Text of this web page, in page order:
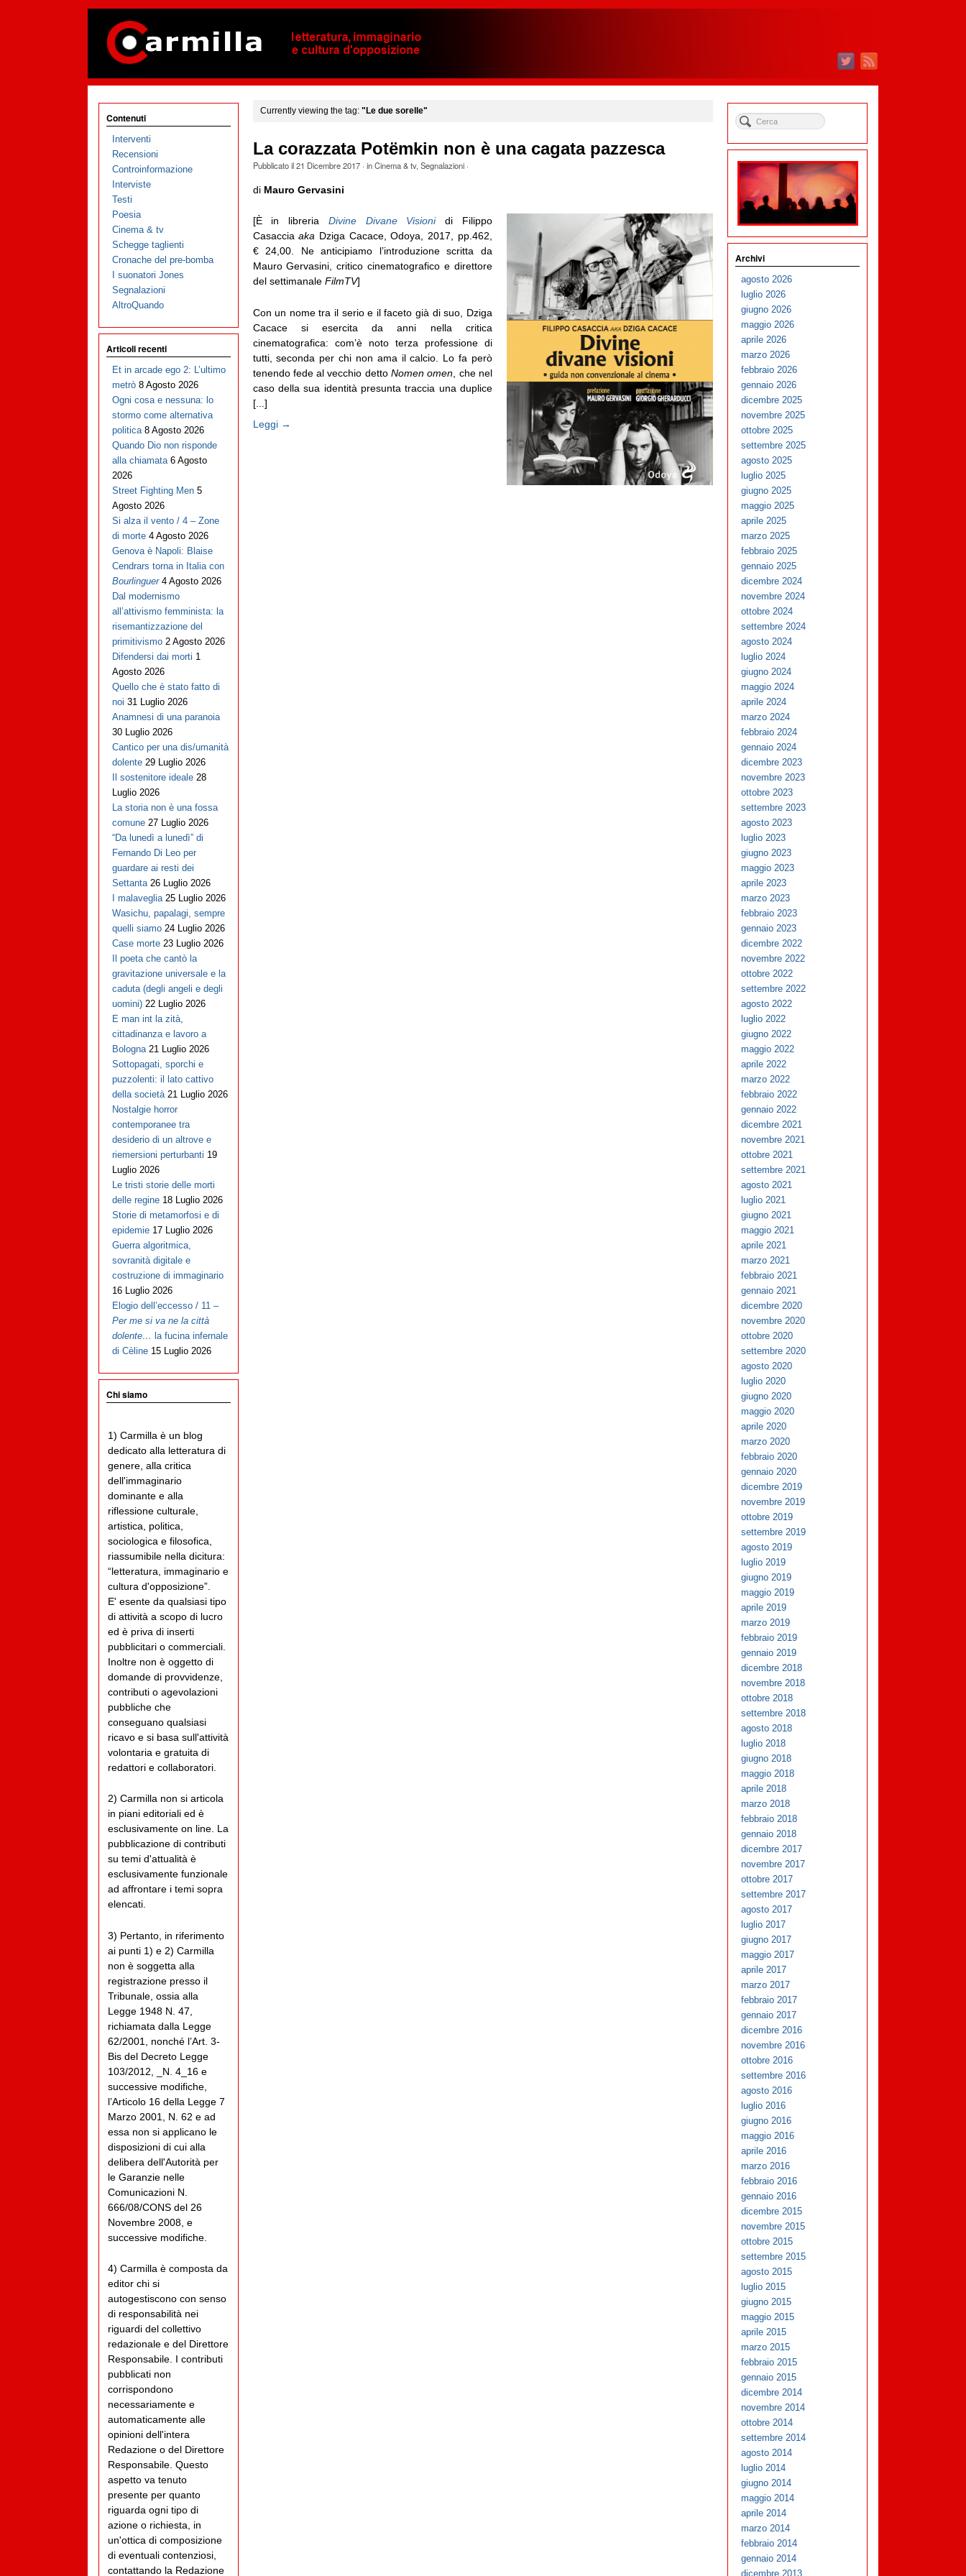
Currently viewing the tag: "Le due sorelle"
La corazzata Potëmkin non è una cagata pazzesca
Pubblicato il21 Dicembre 2017· inCinema & tv,Segnalazioni·
di Mauro Gervasini
[È in libreria Divine Divane Visionidi Filippo
Casacciaaka Dziga Cacace, Odoya, 2017, pp.462,
€ 24,00. Ne anticipiamo l’introduzione scritta da
Mauro Gervasini, critico cinematografico e direttore
del settimanale FilmTV]
Con un nome tra il serio e il faceto già di suo, Dziga
Cacace si esercita da anni nella critica
cinematografica: com’è noto terza professione di
tutti, seconda per chi non ama il calcio. Lo fa però
tenendo fede al vecchio dettoNomen omen , che nel
caso della sua identità presunta traccia una duplice
[...]
Leggi →
Contenuti
Interventi
Recensioni
Controinformazione
Interviste
Testi
Poesia
Cinema & tv
Schegge taglienti
Cronache del pre-bomba
I suonatori Jones
Segnalazioni
AltroQuando
Articoli recenti
Et in arcade ego 2: L’ultimo
metrò 8 Agosto 2026
Ogni cosa e nessuna: lo
stormo come alternativa
politica 8 Agosto 2026
Quando Dio non risponde
alla chiamata 6 Agosto
2026
Street Fighting Men 5
Agosto 2026
Si alza il vento / 4 – Zone
di morte 4 Agosto 2026
Genova è Napoli: Blaise
Cendrars torna in Italia con
Bourlinguer 4 Agosto 2026
Dal modernismo
all’attivismo femminista: la
risemantizzazione del
primitivismo 2 Agosto 2026
Difendersi dai morti 1
Agosto 2026
Quello che è stato fatto di
noi 31 Luglio 2026
Anamnesi di una paranoia
30 Luglio 2026
Cantico per una dis/umanità
dolente 29 Luglio 2026
Il sostenitore ideale 28
Luglio 2026
La storia non è una fossa
comune 27 Luglio 2026
“Da lunedì a lunedì” di
Fernando Di Leo per
guardare ai resti dei
Settanta 26 Luglio 2026
I malaveglia 25 Luglio 2026
Wasichu, papalagi, sempre
quelli siamo 24 Luglio 2026
Case morte 23 Luglio 2026
Il poeta che cantò la
gravitazione universale e la
caduta (degli angeli e degli
uomini) 22 Luglio 2026
E man int la zità,
cittadinanza e lavoro a
Bologna 21 Luglio 2026
Sottopagati, sporchi e
puzzolenti: il lato cattivo
della società 21 Luglio 2026
Nostalgie horror
contemporanee tra
desiderio di un altrove e
riemersioni perturbanti 19
Luglio 2026
Le tristi storie delle morti
delle regine 18 Luglio 2026
Storie di metamorfosi e di
epidemie 17 Luglio 2026
Guerra algoritmica,
sovranità digitale e
costruzione di immaginario
16 Luglio 2026
Elogio dell’eccesso / 11 –
Per me si va ne la città
dolente… la fucina infernale
di Cèline 15 Luglio 2026
Chi siamo
1) Carmilla è un blog
dedicato alla letteratura di
genere, alla critica
dell'immaginario
dominante e alla
riflessione culturale,
artistica, politica,
sociologica e filosofica,
riassumibile nella dicitura:
“letteratura, immaginario e
cultura d'opposizione”.
E' esente da qualsiasi tipo
di attività a scopo di lucro
ed è priva di inserti
pubblicitari o commerciali.
Inoltre non è oggetto di
domande di provvidenze,
contributi o agevolazioni
pubbliche che
conseguano qualsiasi
ricavo e si basa sull'attività
volontaria e gratuita di
redattori e collaboratori.
2) Carmilla non si articola
in piani editoriali ed è
esclusivamente on line. La
pubblicazione di contributi
su temi d'attualità è
esclusivamente funzionale
ad affrontare i temi sopra
elencati.
3) Pertanto, in riferimento
ai punti 1) e 2) Carmilla
non è soggetta alla
registrazione presso il
Tribunale, ossia alla
Legge 1948 N. 47,
richiamata dalla Legge
62/2001, nonché l’Art. 3-
Bis del Decreto Legge
103/2012, _N. 4_16 e
successive modifiche,
l’Articolo 16 della Legge 7
Marzo 2001, N. 62 e ad
essa non si applicano le
disposizioni di cui alla
delibera dell'Autorità per
le Garanzie nelle
Comunicazioni N.
666/08/CONS del 26
Novembre 2008, e
successive modifiche.
4) Carmilla è composta da
editor chi si
autogestiscono con senso
di responsabilità nei
riguardi del collettivo
redazionale e del Direttore
Responsabile. I contributi
pubblicati non
corrispondono
necessariamente e
automaticamente alle
opinioni dell'intera
Redazione o del Direttore
Responsabile. Questo
aspetto va tenuto
presente per quanto
riguarda ogni tipo di
azione o richiesta, in
un'ottica di composizione
di eventuali contenziosi,
contattando la Redazione
Archivi
agosto 2026
luglio 2026
giugno 2026
maggio 2026
aprile 2026
marzo 2026
febbraio 2026
gennaio 2026
dicembre 2025
novembre 2025
ottobre 2025
settembre 2025
agosto 2025
luglio 2025
giugno 2025
maggio 2025
aprile 2025
marzo 2025
febbraio 2025
gennaio 2025
dicembre 2024
novembre 2024
ottobre 2024
settembre 2024
agosto 2024
luglio 2024
giugno 2024
maggio 2024
aprile 2024
marzo 2024
febbraio 2024
gennaio 2024
dicembre 2023
novembre 2023
ottobre 2023
settembre 2023
agosto 2023
luglio 2023
giugno 2023
maggio 2023
aprile 2023
marzo 2023
febbraio 2023
gennaio 2023
dicembre 2022
novembre 2022
ottobre 2022
settembre 2022
agosto 2022
luglio 2022
giugno 2022
maggio 2022
aprile 2022
marzo 2022
febbraio 2022
gennaio 2022
dicembre 2021
novembre 2021
ottobre 2021
settembre 2021
agosto 2021
luglio 2021
giugno 2021
maggio 2021
aprile 2021
marzo 2021
febbraio 2021
gennaio 2021
dicembre 2020
novembre 2020
ottobre 2020
settembre 2020
agosto 2020
luglio 2020
giugno 2020
maggio 2020
aprile 2020
marzo 2020
febbraio 2020
gennaio 2020
dicembre 2019
novembre 2019
ottobre 2019
settembre 2019
agosto 2019
luglio 2019
giugno 2019
maggio 2019
aprile 2019
marzo 2019
febbraio 2019
gennaio 2019
dicembre 2018
novembre 2018
ottobre 2018
settembre 2018
agosto 2018
luglio 2018
giugno 2018
maggio 2018
aprile 2018
marzo 2018
febbraio 2018
gennaio 2018
dicembre 2017
novembre 2017
ottobre 2017
settembre 2017
agosto 2017
luglio 2017
giugno 2017
maggio 2017
aprile 2017
marzo 2017
febbraio 2017
gennaio 2017
dicembre 2016
novembre 2016
ottobre 2016
settembre 2016
agosto 2016
luglio 2016
giugno 2016
maggio 2016
aprile 2016
marzo 2016
febbraio 2016
gennaio 2016
dicembre 2015
novembre 2015
ottobre 2015
settembre 2015
agosto 2015
luglio 2015
giugno 2015
maggio 2015
aprile 2015
marzo 2015
febbraio 2015
gennaio 2015
dicembre 2014
novembre 2014
ottobre 2014
settembre 2014
agosto 2014
luglio 2014
giugno 2014
maggio 2014
aprile 2014
marzo 2014
febbraio 2014
gennaio 2014
dicembre 2013